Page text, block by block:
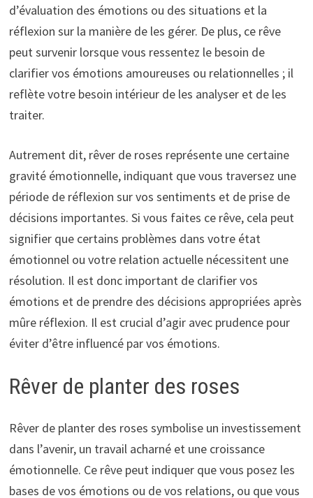
d’évaluation des émotions ou des situations et la
réflexion sur la manière de les gérer. De plus, ce rêve
peut survenir lorsque vous ressentez le besoin de
clarifier vos émotions amoureuses ou relationnelles ; il
reflète votre besoin intérieur de les analyser et de les
traiter.
Autrement dit, rêver de roses représente une certaine
gravité émotionnelle, indiquant que vous traversez une
période de réflexion sur vos sentiments et de prise de
décisions importantes. Si vous faites ce rêve, cela peut
signifier que certains problèmes dans votre état
émotionnel ou votre relation actuelle nécessitent une
résolution. Il est donc important de clarifier vos
émotions et de prendre des décisions appropriées après
mûre réflexion. Il est crucial d’agir avec prudence pour
éviter d’être influencé par vos émotions.
Rêver de planter des roses
Rêver de planter des roses symbolise un investissement
dans l’avenir, un travail acharné et une croissance
émotionnelle. Ce rêve peut indiquer que vous posez les
bases de vos émotions ou de vos relations, ou que vous